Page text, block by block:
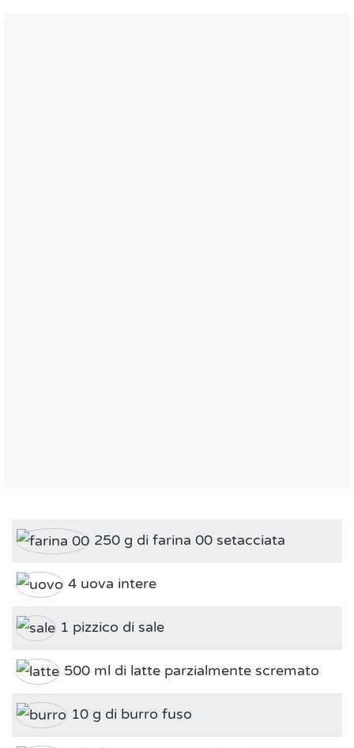
250 g di farina 00 setacciata
4 uova intere
1 pizzico di sale
500 ml di latte parzialmente scremato
10 g di burro fuso